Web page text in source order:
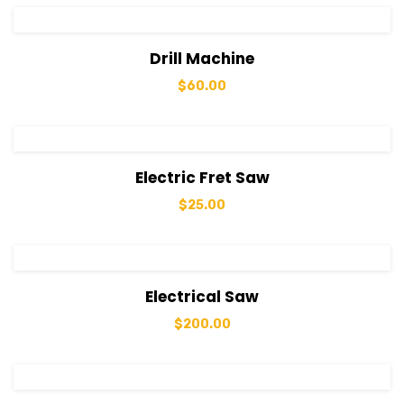
Drill Machine
$60.00
View DetailsElectric Fret Saw
$25.00
View DetailsElectrical Saw
$200.00